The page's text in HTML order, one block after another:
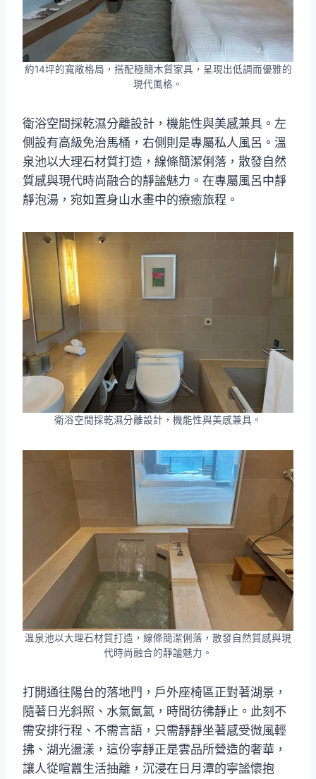
約14坪的寬敞格局，搭配極簡木質家具，呈現出低調而優雅的
現代風格。
衛浴空間採乾濕分離設計，機能性與美感兼具。左
側設有高級免治馬桶，右側則是專屬私人風呂。溫
泉池以大理石材質打造，線條簡潔俐落，散發自然
質感與現代時尚融合的靜謐魅力。在專屬風呂中靜
靜泡湯，宛如置身山水畫中的療癒旅程。
衛浴空間採乾濕分離設計，機能性與美感兼具。
溫泉池以大理石材質打造，線條簡潔俐落，散發自然質感與現
代時尚融合的靜謐魅力。
打開通往陽台的落地門，戶外座椅區正對著湖景，
隨著日光斜照、水氣氤氳，時間彷彿靜止。此刻不
需安排行程、不需言語，只需靜靜坐著感受微風輕
拂、湖光盪漾，這份寧靜正是雲品所營造的奢華，
讓人從喧囂生活抽離，沉浸在日月潭的寧謐懷抱